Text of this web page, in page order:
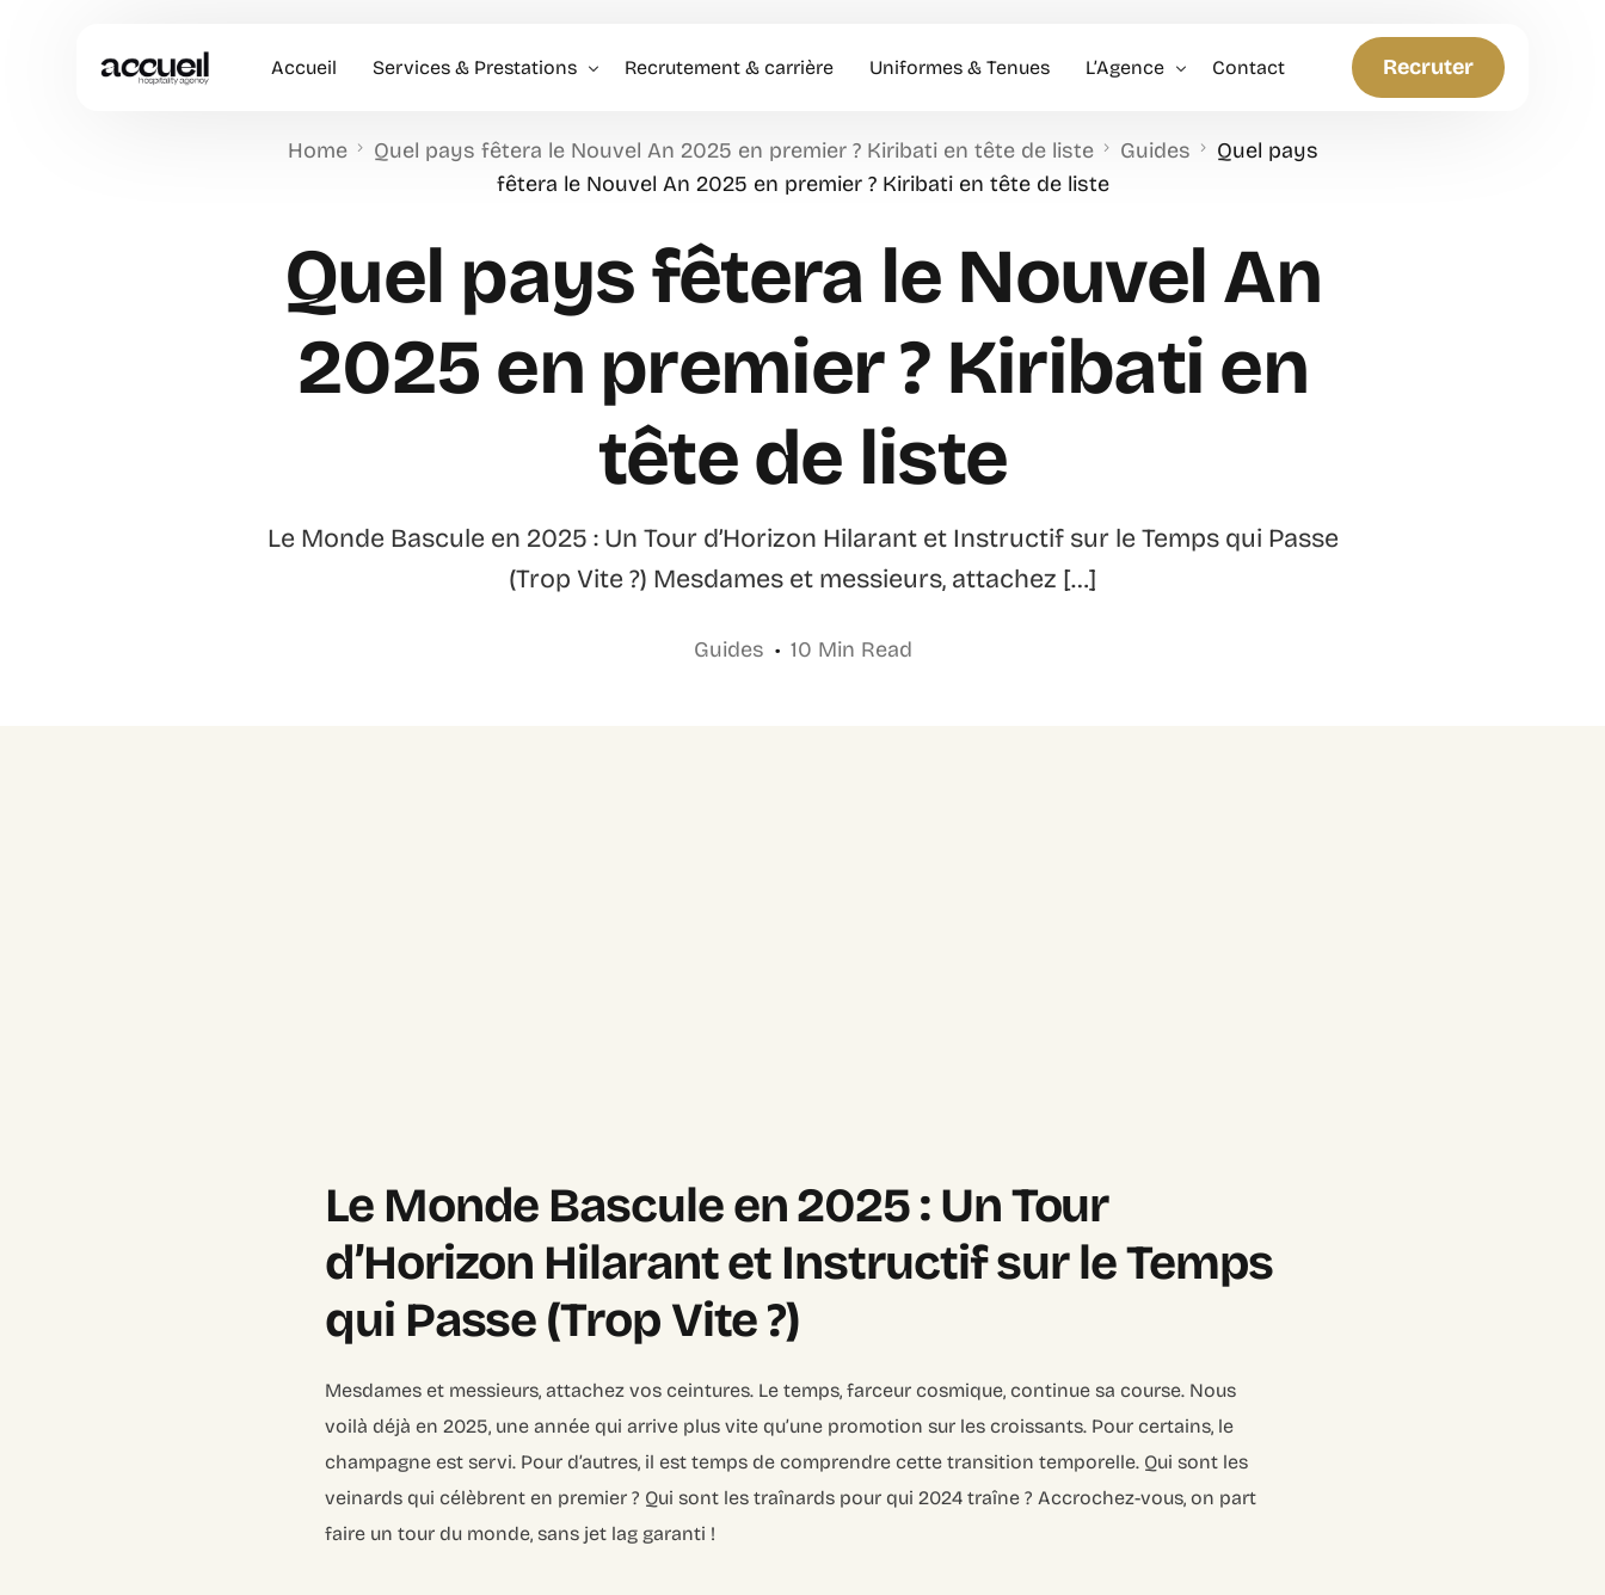
Accueil Services & Prestations
Hôtesses d’accueil événementiel & Hôtes
Animation Commerciale
Accueil VIP
Recrutement & carrière Uniformes & Tenues L’Agence
Politique RH
Contact Recruter
Home Quel pays fêtera le Nouvel An 2025 en premier ? Kiribati en tête de liste Guides
Quel pays
fêtera le Nouvel An 2025 en premier ? Kiribati en tête de liste
Quel pays fêtera le Nouvel An
2025 en premier ? Kiribati en
tête de liste
Le Monde Bascule en 2025 : Un Tour d’Horizon Hilarant et Instructif sur le Temps qui Passe
(Trop Vite ?) Mesdames et messieurs, attachez […]
Guides 10 Min Read
Le Monde Bascule en 2025 : Un Tour
d’Horizon Hilarant et Instructif sur le Temps
qui Passe (Trop Vite ?)
Mesdames et messieurs, attachez vos ceintures. Le temps, farceur cosmique, continue sa course. Nous
voilà déjà en 2025, une année qui arrive plus vite qu’une promotion sur les croissants. Pour certains, le
champagne est servi. Pour d’autres, il est temps de comprendre cette transition temporelle. Qui sont les
veinards qui célèbrent en premier ? Qui sont les traînards pour qui 2024 traîne ? Accrochez-vous, on part
faire un tour du monde, sans jet lag garanti !